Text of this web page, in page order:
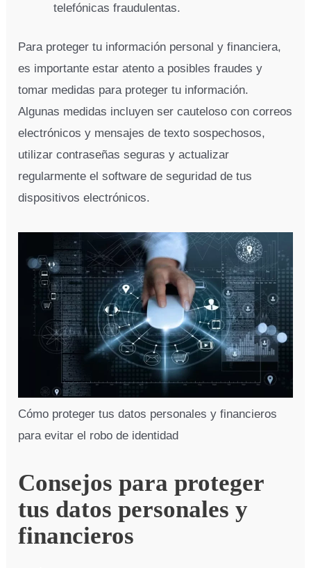
telefónicas fraudulentas.
Para proteger tu información personal y financiera,
es importante estar atento a posibles fraudes y
tomar medidas para proteger tu información.
Algunas medidas incluyen ser cauteloso con correos
electrónicos y mensajes de texto sospechosos,
utilizar contraseñas seguras y actualizar
regularmente el software de seguridad de tus
dispositivos electrónicos.
Cómo proteger tus datos personales y financieros
para evitar el robo de identidad
Consejos para proteger
tus datos personales y
financieros